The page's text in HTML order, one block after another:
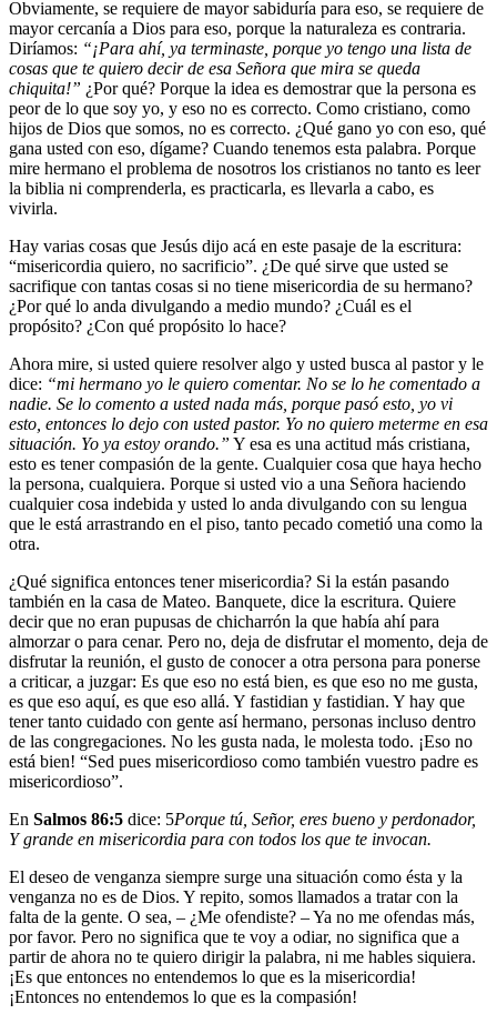
Obviamente, se requiere de mayor sabiduría para eso, se requiere de
mayor cercanía a Dios para eso, porque la naturaleza es contraria.
Diríamos: “¡Para ahí, ya terminaste, porque yo tengo una lista de
cosas que te quiero decir de esa Señora que mira se queda
chiquita!” ¿Por qué? Porque la idea es demostrar que la persona es
peor de lo que soy yo, y eso no es correcto. Como cristiano, como
hijos de Dios que somos, no es correcto. ¿Qué gano yo con eso, qué
gana usted con eso, dígame? Cuando tenemos esta palabra. Porque
mire hermano el problema de nosotros los cristianos no tanto es leer
la biblia ni comprenderla, es practicarla, es llevarla a cabo, es
vivirla.
Hay varias cosas que Jesús dijo acá en este pasaje de la escritura:
“misericordia quiero, no sacrificio”. ¿De qué sirve que usted se
sacrifique con tantas cosas si no tiene misericordia de su hermano?
¿Por qué lo anda divulgando a medio mundo? ¿Cuál es el
propósito? ¿Con qué propósito lo hace?
Ahora mire, si usted quiere resolver algo y usted busca al pastor y le
dice: “mi hermano yo le quiero comentar. No se lo he comentado a
nadie. Se lo comento a usted nada más, porque pasó esto, yo vi
esto, entonces lo dejo con usted pastor. Yo no quiero meterme en esa
situación. Yo ya estoy orando.” Y esa es una actitud más cristiana,
esto es tener compasión de la gente. Cualquier cosa que haya hecho
la persona, cualquiera. Porque si usted vio a una Señora haciendo
cualquier cosa indebida y usted lo anda divulgando con su lengua
que le está arrastrando en el piso, tanto pecado cometió una como la
otra.
¿Qué significa entonces tener misericordia? Si la están pasando
también en la casa de Mateo. Banquete, dice la escritura. Quiere
decir que no eran pupusas de chicharrón la que había ahí para
almorzar o para cenar. Pero no, deja de disfrutar el momento, deja de
disfrutar la reunión, el gusto de conocer a otra persona para ponerse
a criticar, a juzgar: Es que eso no está bien, es que eso no me gusta,
es que eso aquí, es que eso allá. Y fastidian y fastidian. Y hay que
tener tanto cuidado con gente así hermano, personas incluso dentro
de las congregaciones. No les gusta nada, le molesta todo. ¡Eso no
está bien! “Sed pues misericordioso como también vuestro padre es
misericordioso”.
En Salmos 86:5 dice: 5Porque tú, Señor, eres bueno y perdonador,
Y grande en misericordia para con todos los que te invocan.
El deseo de venganza siempre surge una situación como ésta y la
venganza no es de Dios. Y repito, somos llamados a tratar con la
falta de la gente. O sea, – ¿Me ofendiste? – Ya no me ofendas más,
por favor. Pero no significa que te voy a odiar, no significa que a
partir de ahora no te quiero dirigir la palabra, ni me hables siquiera.
¡Es que entonces no entendemos lo que es la misericordia!
¡Entonces no entendemos lo que es la compasión!